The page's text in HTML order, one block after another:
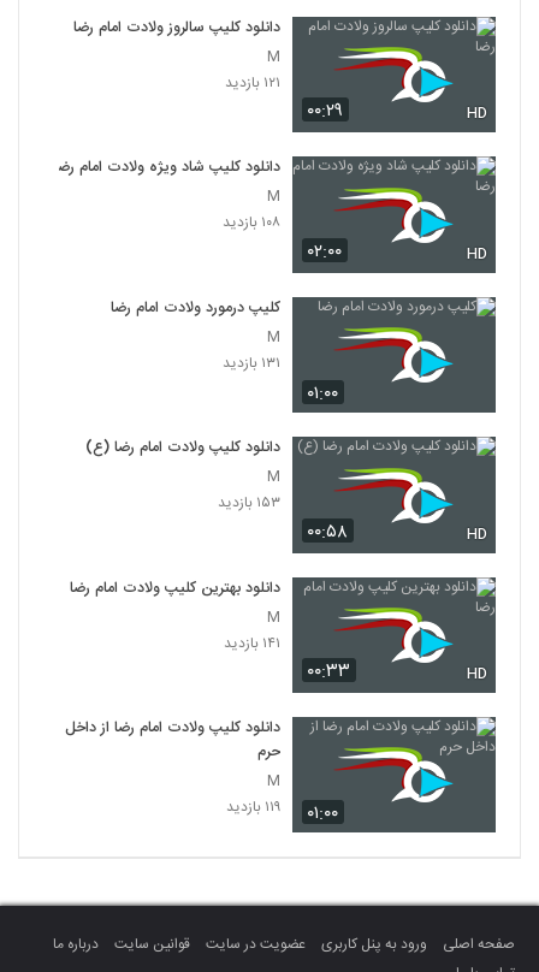
۰۰:۲۹ HD
دانلود کلیپ سالروز ولادت امام رضا
M
۱۲۱ بازدید
۰۲:۰۰ HD
دانلود کلیپ شاد ویژه ولادت امام رضا
M
۱۰۸ بازدید
۰۱:۰۰
کلیپ درمورد ولادت امام رضا
M
۱۳۱ بازدید
۰۰:۵۸ HD
دانلود کلیپ ولادت امام رضا (ع)
M
۱۵۳ بازدید
۰۰:۳۳ HD
دانلود بهترین کلیپ ولادت امام رضا
M
۱۴۱ بازدید
۰۱:۰۰
دانلود کلیپ ولادت امام رضا از داخل
حرم
M
۱۱۹ بازدید
صفحه اصلی ورود به پنل کاربری عضویت در سایت قوانین سایت
درباره ما